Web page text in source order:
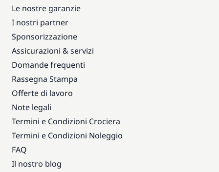
Le nostre garanzie
I nostri partner
Sponsorizzazione
Assicurazioni & servizi
Domande frequenti
Rassegna Stampa
Offerte di lavoro
Note legali
Termini e Condizioni Crociera
Termini e Condizioni Noleggio
FAQ
Il nostro blog